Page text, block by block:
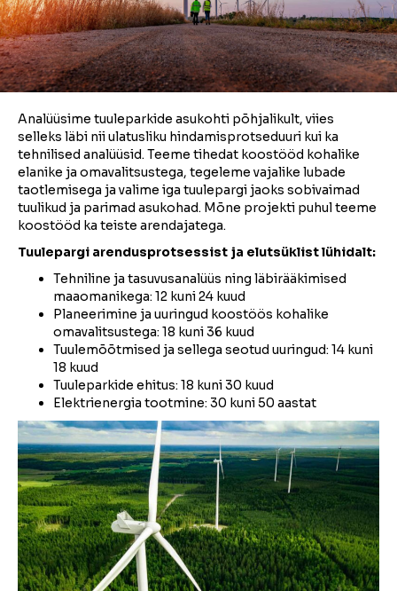
Analüüsime tuuleparkide asukohti põhjalikult, viies
selleks läbi nii ulatusliku hindamisprotseduuri kui ka
tehnilised analüüsid. Teeme tihedat koostööd kohalike
elanike ja omavalitsustega, tegeleme vajalike lubade
taotlemisega ja valime iga tuulepargi jaoks sobivaimad
tuulikud ja parimad asukohad. Mõne projekti puhul teeme
koostööd ka teiste arendajatega.
Tuulepargi arendusprotsessist ja elutsüklist lühidalt:
Tehniline ja tasuvusanalüüs ning läbirääkimised
maaomanikega: 12 kuni 24 kuud
Planeerimine ja uuringud koostöös kohalike
omavalitsustega: 18 kuni 36 kuud
Tuulemõõtmised ja sellega seotud uuringud: 14 kuni
18 kuud
Tuuleparkide ehitus: 18 kuni 30 kuud
Elektrienergia tootmine: 30 kuni 50 aastat